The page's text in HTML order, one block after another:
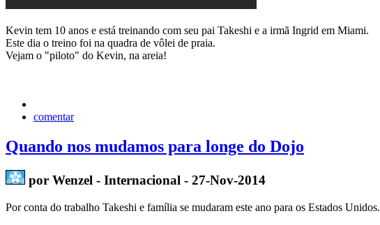
Kevin tem 10 anos e está treinando com seu pai Takeshi e a irmã Ingrid em Miami.
Este dia o treino foi na quadra de vôlei de praia.
Vejam o "piloto" do Kevin, na areia!
comentar
Quando nos mudamos para longe do Dojo
por Wenzel - Internacional - 27-Nov-2014
Por conta do trabalho Takeshi e família se mudaram este ano para os Estados Unidos.